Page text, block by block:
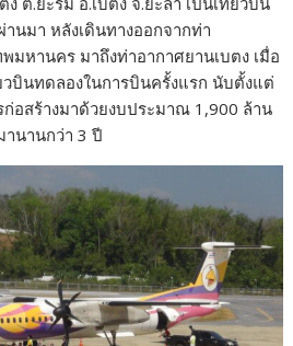
นมา หลังเดินทางออกจากท่า
มหานคร มาถึงท่าอากาศยานเบตง เมื่อ
วบินทดลองในการบินครั้งแรก นับตั้งแต่
อสร้างมาด้วยงบประมาณ 1,900 ล้าน
านานกว่า 3 ปี